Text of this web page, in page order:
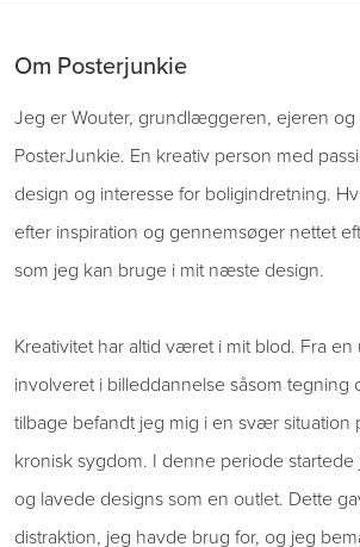
Om Posterjunkie
Jeg er Wouter, grundlæggeren, ejeren og
PosterJunkie. En kreativ person med
design og interesse for boligindretning.
efter inspiration og gennemsøger nettet
som jeg kan bruge i mit næste design.
Kreativitet har altid været i mit blod. Fra
involveret i billeddannelse såsom tegning
tilbage befandt jeg mig i en svær situation
kronisk sygdom. I denne periode
og lavede designs som en outlet. Dette
distraktion, jeg havde brug for, og jeg